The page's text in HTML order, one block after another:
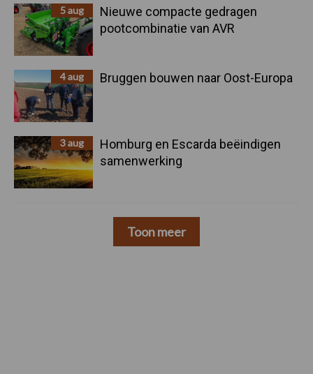
5 aug
Nieuwe compacte gedragen
pootcombinatie van AVR
4 aug Bruggen bouwen naar Oost-Europa
3 aug
Homburg en Escarda beëindigen
samenwerking
Toon meer